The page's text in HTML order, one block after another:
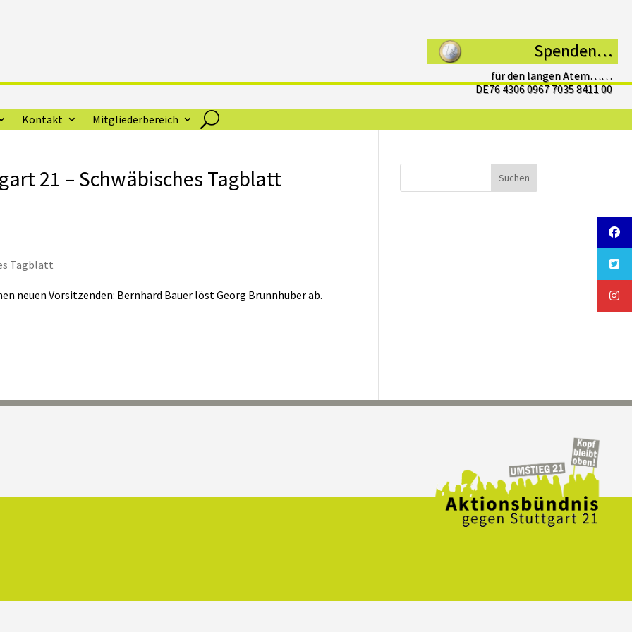
Spenden…
für den langen Atem……
DE76 4306 0967 7035 8411 00
Kontakt Mitgliederbereich
21 – Schwäbisches Tagblatt
Tagblatt
neuen Vorsitzenden: Bernhard Bauer löst Georg Brunnhuber ab.
Suchen